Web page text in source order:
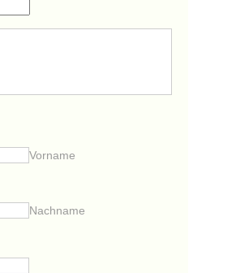
Vorname
Nachname